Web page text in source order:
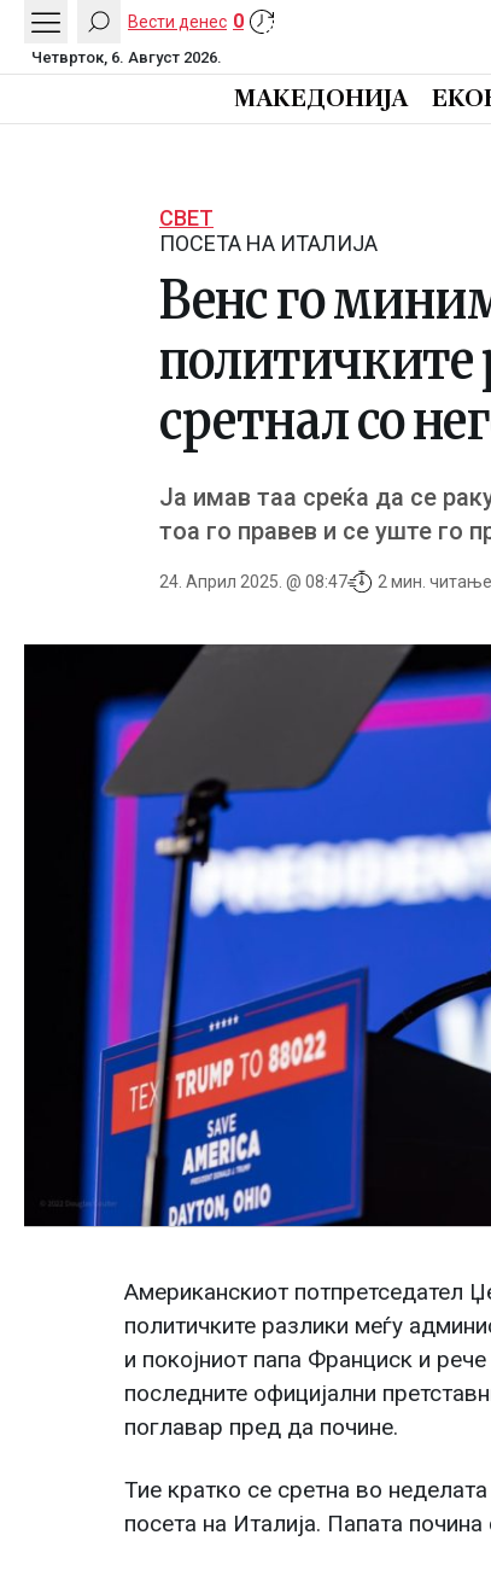
Вести денес 0
Четврток, 6. Август 2026.
МАКЕДОНИЈА
СВЕТ
ПОСЕТА НА ИТАЛИЈА
Венс го
политичките
сретнал со
Ја имав таа среќа да се
тоа го правев и се уште го
24. Април 2025. @ 08:47 2 мин. читање
Американскиот потпретседател
политичките разлики меѓу
и покојниот папа Франциск и
последните официјални
поглавар пред да почине.
Тие кратко се сретна во
посета на Италија. Папата